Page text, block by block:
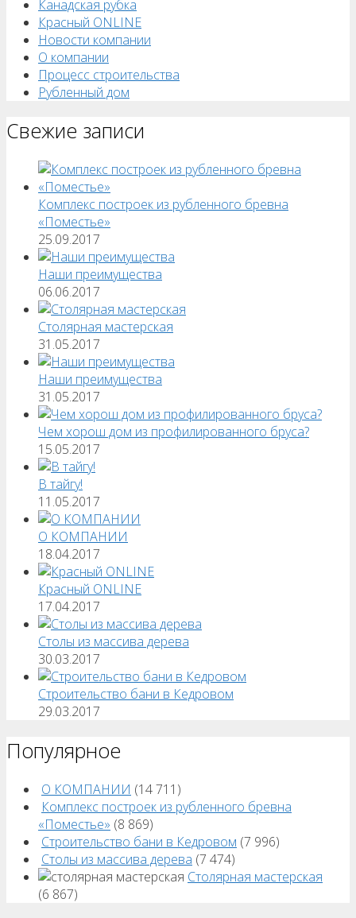
Канадская рубка
Красный ONLINE
Новости компании
О компании
Процесс строительства
Рубленный дом
Свежие записи
Комплекс построек из рубленного бревна
«Поместье»
25.09.2017
Наши преимущества
06.06.2017
Столярная мастерская
31.05.2017
Наши преимущества
31.05.2017
Чем хорош дом из профилированного бруса?
15.05.2017
В тайгу!
11.05.2017
О КОМПАНИИ
18.04.2017
Красный ONLINE
17.04.2017
Столы из массива дерева
30.03.2017
Строительство бани в Кедровом
29.03.2017
Популярное
О КОМПАНИИ (14 711)
Комплекс построек из рубленного бревна
«Поместье» (8 869)
Строительство бани в Кедровом (7 996)
Столы из массива дерева (7 474)
Столярная мастерская
(6 867)